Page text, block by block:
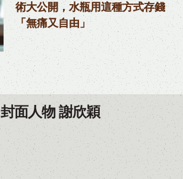
術大公開，水瓶用這種方式存錢
「無痛又自由」
封面人物 謝欣穎